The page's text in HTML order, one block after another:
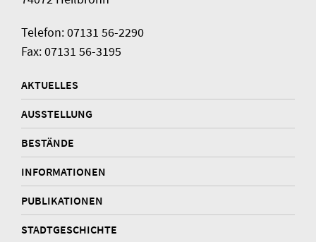
Telefon: 07131 56-2290
Fax: 07131 56-3195
AKTUELLES
AUSSTELLUNG
BESTÄNDE
INFORMATIONEN
PUBLIKATIONEN
STADTGESCHICHTE